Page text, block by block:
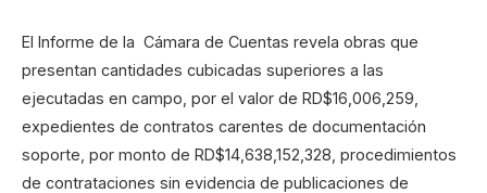
El Informe de la Cámara de Cuentas revela obras que
presentan cantidades cubicadas superiores a las
ejecutadas en campo, por el valor de RD$16,006,259,
expedientes de contratos carentes de documentación
soporte, por monto de RD$14,638,152,328, procedimientos
de contrataciones sin evidencia de publicaciones de